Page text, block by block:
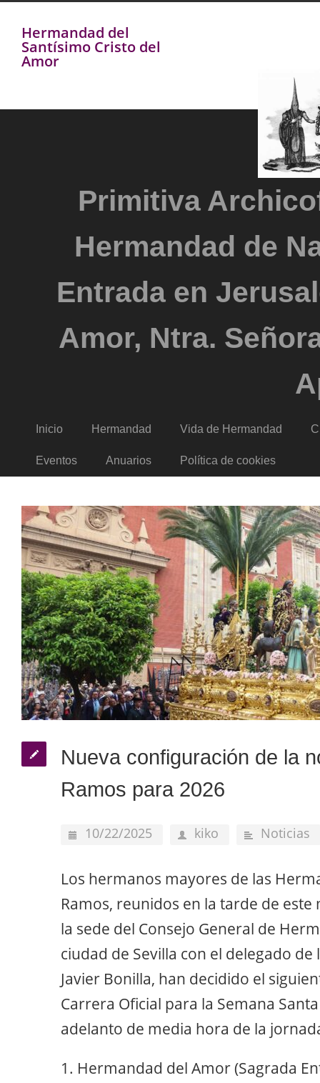
Hermandad del
Santísimo Cristo del
Amor
Primitiva
Hermandad de
Entrada en
Amor, Ntra.
Inicio Hermandad Vida de Hermandad
Eventos Anuarios Política de cookies
Nueva configuración de la
Ramos para 2026
10/22/2025 kiko Noticias
Los hermanos mayores de las
Ramos, reunidos en la tarde de
la sede del Consejo General de
ciudad de Sevilla con el delegado
Javier Bonilla, han decidido el
Carrera Oficial para la Semana
adelanto de media hora de la
1. Hermandad del Amor (Sagrada